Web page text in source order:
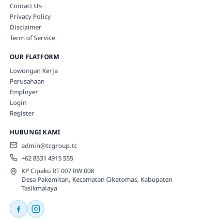
Contact Us
Privacy Policy
Disclaimer
Term of Service
OUR FLATFORM
Lowongan Kerja
Perusahaan
Employer
Login
Register
HUBUNGI KAMI
admin@tcgroup.tc
+62 8531 4915 555
KP Cipaku RT 007 RW 008
Desa Pakemitan, Kecamatan Cikatomas, Kabupaten
Tasikmalaya